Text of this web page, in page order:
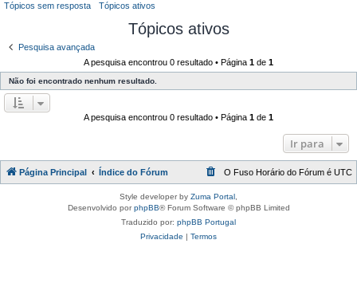
Tópicos sem resposta Tópicos ativos
Tópicos ativos
Pesquisa avançada
A pesquisa encontrou 0 resultado • Página 1 de 1
Não foi encontrado nenhum resultado.
A pesquisa encontrou 0 resultado • Página 1 de 1
Ir para
Página Principal Índice do Fórum O Fuso Horário do Fórum é UTC
Style developer by Zuma Portal
Desenvolvido porphpBB® Forum Software © phpBB Limited
Traduzido por: phpBB Portugal
Privacidade | Termos